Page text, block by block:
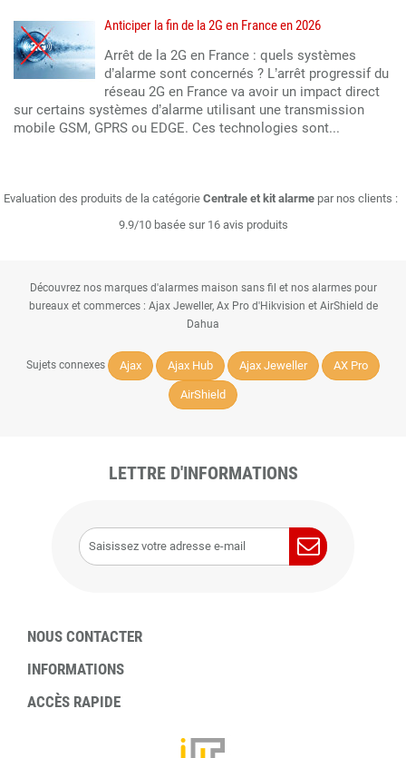
Anticiper la fin de la 2G en France en 2026
Arrêt de la 2G en France : quels systèmes
d’alarme sont concernés ? L’arrêt progressif du
réseau 2G en France va avoir un impact direct
sur certains systèmes d’alarme utilisant une transmission
mobile GSM, GPRS ou EDGE. Ces technologies sont...
Evaluation des produits de la catégorie Centrale et kit alarmepar nos clients :
9.9/10 basée sur 16 avis produits
Découvrez nos marques d'alarmes maison sans fil et nos alarmes pour
bureaux et commerces : Ajax Jeweller, Ax Pro d'Hikvision et AirShield de
Dahua
Sujets connexes Ajax Ajax Hub Ajax Jeweller AX Pro
AirShield
LETTRE D'INFORMATIONS
NOUS CONTACTER
INFORMATIONS
ACCÈS RAPIDE